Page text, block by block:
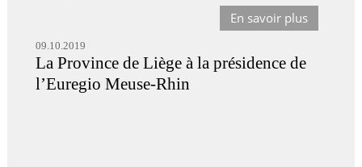
En savoir plus
09.10.2019
La Province de Liège à la présidence de
l’Euregio Meuse-Rhin